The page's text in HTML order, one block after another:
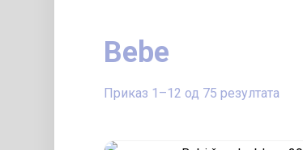
Bebe
Приказ 1–12 од 75 резултата